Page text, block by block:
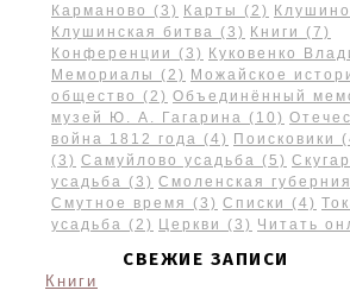
Карманово
(3) Карты (2) Клушино
Клушинская битва (3) Книги
(7)
Конференции
(3) Куковенко
Мемориалы
(2) Можайское
общество
(2) Объединённый
музей Ю. А. Гагарина (10)
война 1812 года (4) Поисковики
(3) Самуйлово усадьба (5)
усадьба (3) Смоленская губерния
Смутное время
(3) Списки (4)
усадьба (2) Церкви (3) Читать
Книги
СВЕЖИЕ ЗАПИСИ